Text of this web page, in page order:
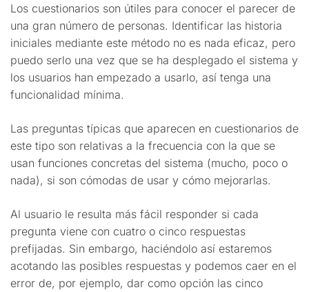
Los cuestionarios son útiles para conocer el parecer de
una gran número de personas. Identificar las historia
iniciales mediante este método no es nada eficaz, pero
puedo serlo una vez que se ha desplegado el sistema y
los usuarios han empezado a usarlo, así tenga una
funcionalidad mínima.
Las preguntas típicas que aparecen en cuestionarios de
este tipo son relativas a la frecuencia con la que se
usan funciones concretas del sistema (mucho, poco o
nada), si son cómodas de usar y cómo mejorarlas.
Al usuario le resulta más fácil responder si cada
pregunta viene con cuatro o cinco respuestas
prefijadas. Sin embargo, haciéndolo así estaremos
acotando las posibles respuestas y podemos caer en el
error de, por ejemplo, dar como opción las cinco